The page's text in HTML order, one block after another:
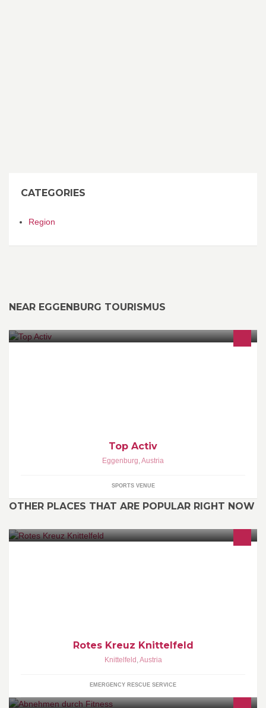
CATEGORIES
Region
NEAR EGGENBURG TOURISMUS
Top Activ
Eggenburg,Austria
SPORTS VENUE
OTHER PLACES THAT ARE POPULAR RIGHT NOW
Rotes Kreuz Knittelfeld
Knittelfeld ,Austria
EMERGENCY RESCUE SERVICE